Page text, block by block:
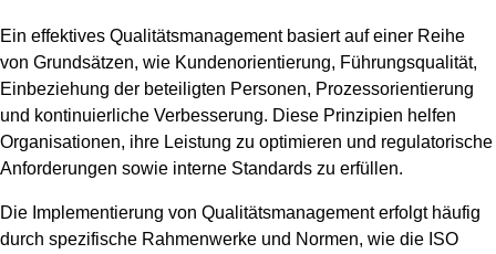
Ein effektives Qualitätsmanagement basiert auf einer Reihe
von Grundsätzen, wie Kundenorientierung, Führungsqualität,
Einbeziehung der beteiligten Personen, Prozessorientierung
und kontinuierliche Verbesserung. Diese Prinzipien helfen
Organisationen, ihre Leistung zu optimieren und regulatorische
Anforderungen sowie interne Standards zu erfüllen.
Die Implementierung von Qualitätsmanagement erfolgt häufig
durch spezifische Rahmenwerke und Normen, wie die ISO